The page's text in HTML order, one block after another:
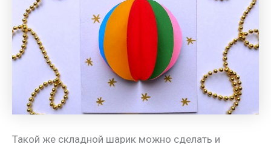
Такой же складной шарик можно сделать и